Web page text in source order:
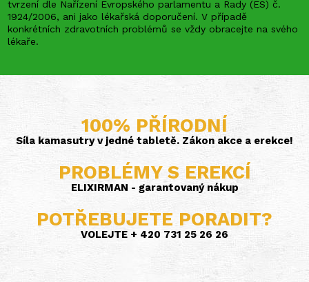
tvrzení dle Nařízení Evropského parlamentu a Rady (ES) č.
1924/2006, ani jako lékařská doporučení. V případě
konkrétních zdravotních problémů se vždy obracejte na svého
lékaře.
100% PŘÍRODNÍ
Síla kamasutry v jedné tabletě. Zákon akce a erekce!
PROBLÉMY S EREKCÍ
ELIXIRMAN - garantovaný nákup
POTŘEBUJETE PORADIT?
VOLEJTE + 420 731 25 26 26